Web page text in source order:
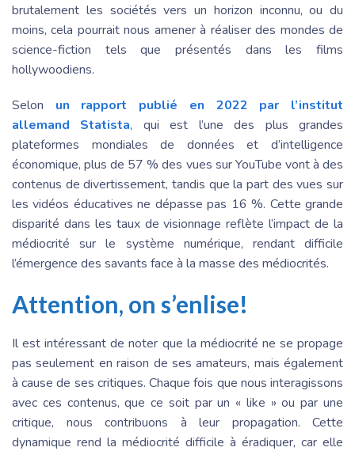
brutalement les sociétés vers un horizon inconnu, ou du
moins, cela pourrait nous amener à réaliser des mondes de
science-fiction tels que présentés dans les films
hollywoodiens.
Selon
un rapport publié en 2022 par l’institut
allemand Statista, qui est l’une des plus grandes
plateformes mondiales de données et d’intelligence
économique, plus de 57 % des vues sur YouTube vont à des
contenus de divertissement, tandis que la part des vues sur
les vidéos éducatives ne dépasse pas 16 %. Cette grande
disparité dans les taux de visionnage reflète l’impact de la
médiocrité sur le système numérique, rendant difficile
l’émergence des savants face à la masse des médiocrités.
Attention, on s’enlise!
Il est intéressant de noter que la médiocrité ne se propage
pas seulement en raison de ses amateurs, mais également
à cause de ses critiques. Chaque fois que nous interagissons
avec ces contenus, que ce soit par un « like » ou par une
critique, nous contribuons à leur propagation. Cette
dynamique rend la médiocrité difficile à éradiquer, car elle